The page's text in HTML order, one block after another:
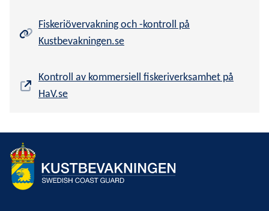
Fiskeriövervakning och -kontroll på
Kustbevakningen.se
Kontroll av kommersiell fiskeriverksamhet på
HaV.se